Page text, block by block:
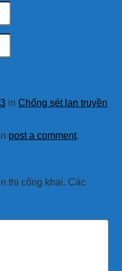
in Chống sét lan truyền
post a comment.
thị công khai. Các